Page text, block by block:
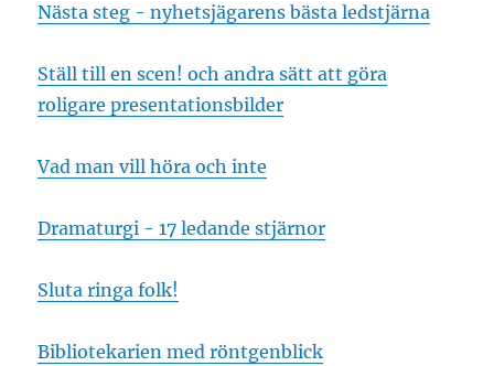
Nästa steg - nyhetsjägarens bästa ledstjärna
Ställ till en scen! och andra sätt att göra
roligare presentationsbilder
Vad man vill höra och inte
Dramaturgi - 17 ledande stjärnor
Sluta ringa folk!
Bibliotekarien med röntgenblick